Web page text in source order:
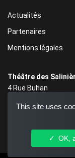
Actualités
Partenaires
Mentions légales
Théâtre des
4 Rue Buhan
05 56 48 86 86
This site uses
OK,